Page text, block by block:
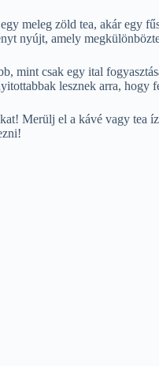
meleg zöld tea, akár egy
nyújt, amely
mint csak egy ital
lesznek arra, hogy
Merülj el a kávé vagy tea